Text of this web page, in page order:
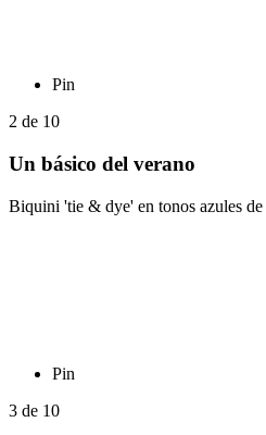
Pin
2 de 10
Un básico del verano
Biquini 'tie & dye' en tonos azules de
Pin
3 de 10